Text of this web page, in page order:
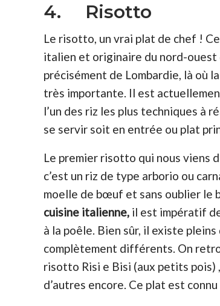
4. Risotto
Le risotto, un vrai plat de chef !
italien et originaire du nord-ouest
précisément de Lombardie, là où
très importante. Il est
l’un des riz les plus techniques à
se servir soit en entrée ou plat
Le premier risotto qui nous viens
c’est un riz de type arborio ou
moelle de bœuf et sans oublier le
cuisine italienne, il est impératif
à la poêle. Bien sûr, il existe
complètement différents. On
risotto Risi e Bisi (aux petits pois)
d’autres encore. Ce plat est